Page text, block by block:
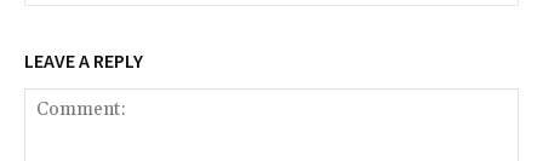
LEAVE A REPLY